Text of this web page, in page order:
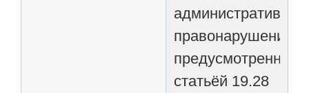
административное
правонарушение,
предусмотренное
статьёй 19.28